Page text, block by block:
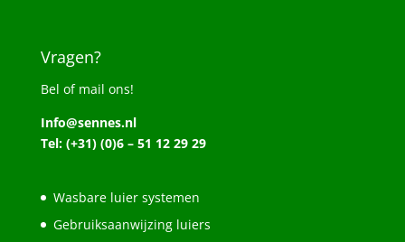
Vragen?
Bel of mail ons!
Info@sennes.nl
Tel: (+31) (0)6 – 51 12 29 29
Wasbare luier systemen
Gebruiksaanwijzing luiers